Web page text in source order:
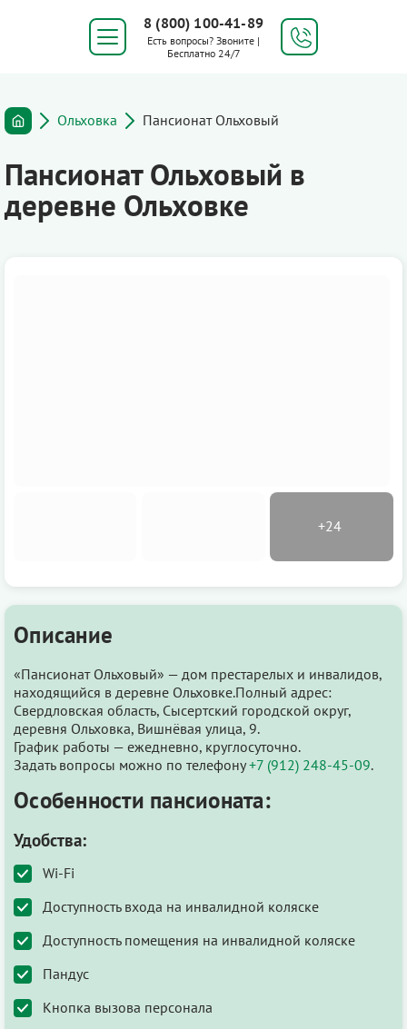
8 (800) 100-41-89
Есть вопросы? Звоните |
Бесплатно 24/7
Ольховка Пансионат Ольховый
Пансионат Ольховый в
деревне Ольховке
Описание
«Пансионат Ольховый» — дом престарелых и инвалидов,
находящийся в деревне Ольховке.Полный адрес:
Свердловская область, Сысертский городской округ,
деревня Ольховка, Вишнёвая улица, 9.
График работы — ежедневно, круглосуточно.
Задать вопросы можно по телефону+7 (912) 248-45-09.
Особенности пансионата:
Удобства:
Wi-Fi
Доступность входа на инвалидной коляске
Доступность помещения на инвалидной коляске
Пандус
Кнопка вызова персонала